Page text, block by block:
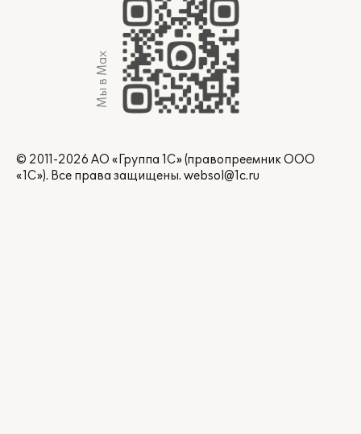
Мы в Max
© 2011-2026 АО «Группа 1С» (правопреемник ООО
«1С»). Все права защищены. websol@1c.ru